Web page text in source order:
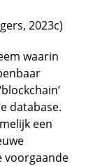
link
2023c)
waarin
database.
een
voorgaande